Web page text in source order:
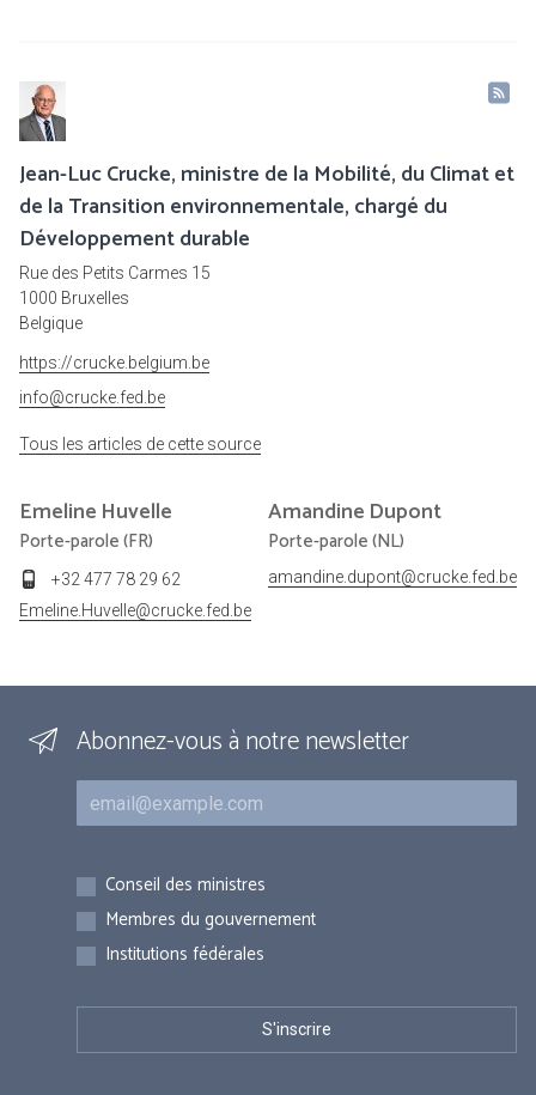
Jean-Luc Crucke, ministre de la Mobilité, du Climat et
de la Transition environnementale, chargé du
Développement durable
Rue des Petits Carmes 15
1000 Bruxelles
Belgique
https://crucke.belgium.be
info@crucke.fed.be
Tous les articles de cette source
Emeline Huvelle
Porte-parole (FR)
+32 477 78 29 62
Emeline.Huvelle@crucke.fed.be
Amandine Dupont
Porte-parole (NL)
amandine.dupont@crucke.fed.be
Abonnez-vous à notre newsletter
Courriel
Inscriptions
Conseil des ministres
Membres du gouvernement
Institutions fédérales